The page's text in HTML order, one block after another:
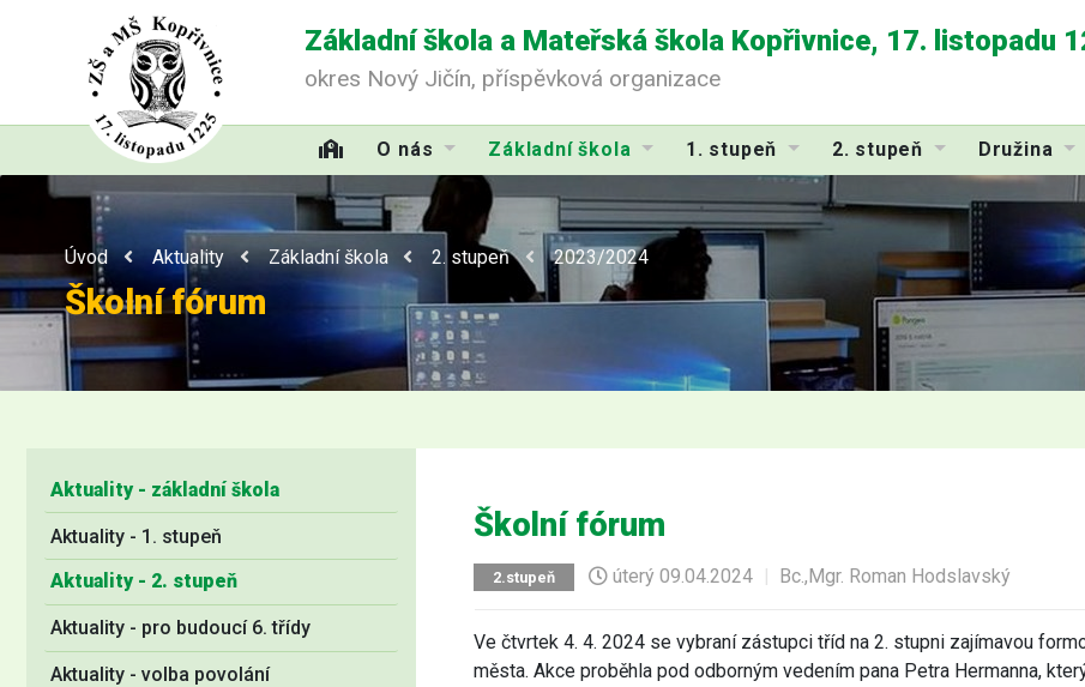
Základní škola a Mateřská škola Kopřivnice, 17. listopadu
okres Nový Jičín, příspěvková organizace
O nás Základní škola 1. stupeň 2. stupeň Družina
Úvod Aktuality Základní škola 2. stupeň 2023/2024
Školní fórum
Aktuality - základní škola
Aktuality - 1. stupeň
Aktuality - 2. stupeň
Aktuality - pro budoucí 6. třídy
Aktuality - volba povolání
Školní fórum
2.stupeň úterý 09.04.2024 Bc.,Mgr. Roman Hodslavský
Ve čtvrtek 4. 4. 2024 se vybraní zástupci tříd na 2. stupni zajímavou
města. Akce proběhla pod odborným vedením pana Petra Hermanna,